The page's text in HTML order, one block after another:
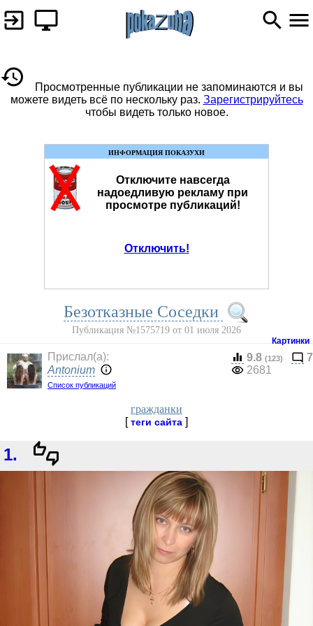
Просмотренные публикации не запоминаются и вы
можете видеть всё по нескольку раз. Зарегистрируйтесь
чтобы видеть только новое.
ИНФОРМАЦИЯ ПОКАЗУХИ
Отключите навсегда
надоедливую рекламу при
просмотре публикаций!
Отключить!
Безотказные Соседки
Публикация №1575719 от 01 июля 2026
Картинки
Прислал(a):
Antonium
Список публикаций
9.8 (123)
7
2681
гражданки
[теги сайта ]
1.